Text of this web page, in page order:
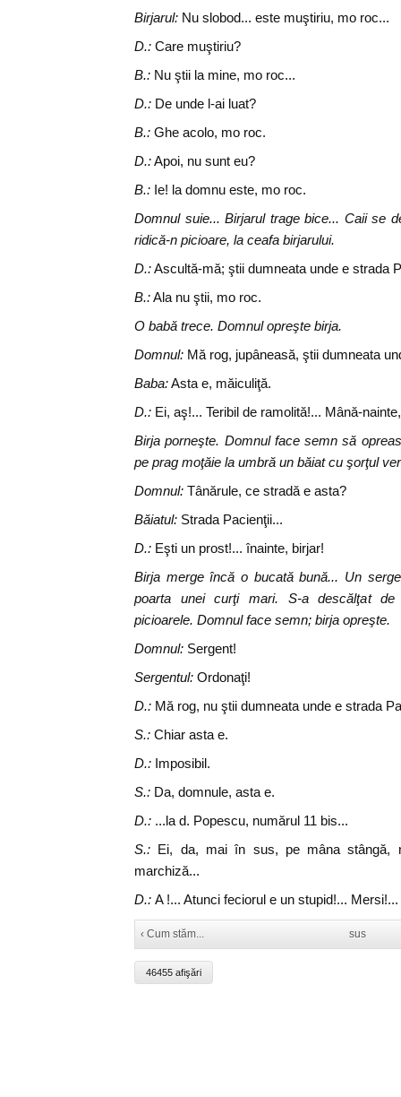
Birjarul: Nu slobod... este muştiriu, mo roc...
D.: Care muştiriu?
B.: Nu ştii la mine, mo roc...
D.: De unde l-ai luat?
B.: Ghe acolo, mo roc.
D.:Apoi, nu sunt eu?
B.: Ie! la domnu este, mo roc.
Domnul suie... Birjarul trage bice... Caii se
ridică-n picioare, la ceafa birjarului.
D.:Ascultă-mă; ştii dumneata unde e strada
B.:Ala nu ştii, mo roc.
O babă trece. Domnul opreşte birja.
Domnul: Mă rog, jupâneasă, ştii dumneata
Baba:Asta e, măiculiţă.
D.: Ei, aş!... Teribil de ramolită!... Mână-
Birja porneşte. Domnul face semn să
pe prag moţăie la umbră un băiat cu şorţul
Domnul: Tânărule, ce stradă e asta?
Băiatul: Strada Pacienţii...
D.: Eşti un prost!... înainte, birjar!
Birja merge încă o bucată bună... Un
poarta unei curţi mari. S-a descălţat
picioarele. Domnul face semn; birja opreşte.
Domnul: Sergent!
Sergentul: Ordonaţi!
D.: Mă rog, nu ştii dumneata unde e strada
S.: Chiar asta e.
D.: Imposibil.
S.: Da, domnule, asta e.
D.: ...la d. Popescu, numărul 11 bis...
S.: Ei, da, mai în sus, pe mâna stângă,
marchiză...
D.: A !... Atunci feciorul e un stupid!...
‹ Cum stăm... sus
46455 afişări